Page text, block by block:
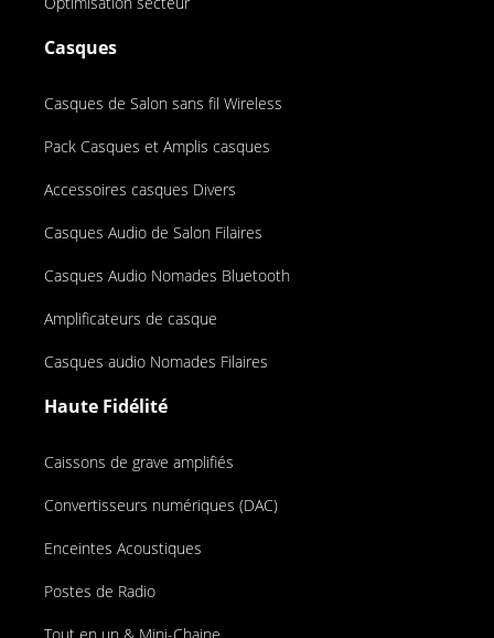
Casques
Casques de Salon sans fil Wireless
Pack Casques et Amplis casques
Accessoires casques Divers
Casques Audio de Salon Filaires
Casques Audio Nomades Bluetooth
Amplificateurs de casque
Casques audio Nomades Filaires
Haute Fidélité
Caissons de grave amplifiés
Convertisseurs numériques (DAC)
Enceintes Acoustiques
Postes de Radio